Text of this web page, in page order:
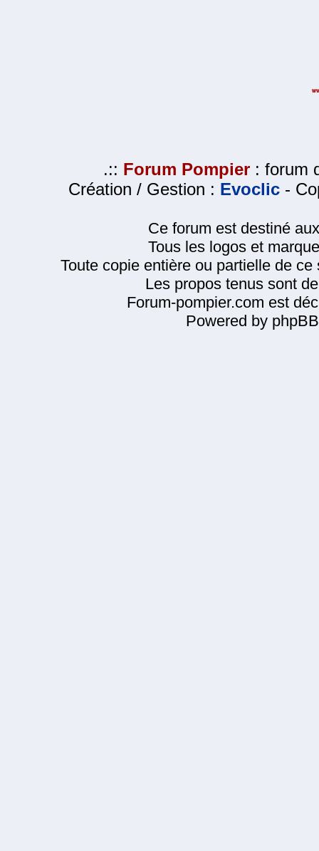
.:: Forum Pompier : forum
Création / Gestion : Evoclic -
Ce forum est destiné
Tous les logos et
Toute copie entière ou partielle de
Les propos tenus sont
Forum-pompier.com est
Powered by